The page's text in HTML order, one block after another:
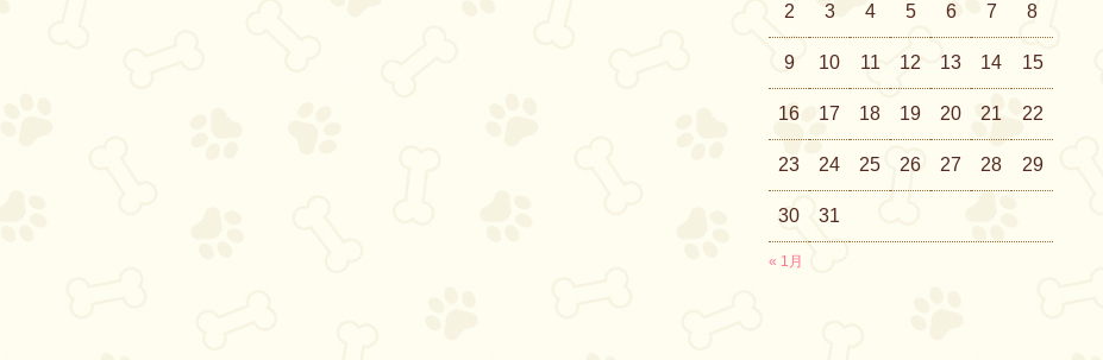
« 1月
2 3 4 5 6 7 8
9 10 11 12 13 14 15
16 17 18 19 20 21 22
23 24 25 26 27 28 29
30 31